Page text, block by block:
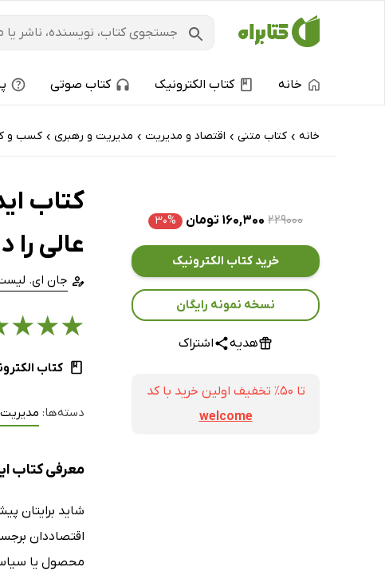
خانه کتاب الکترونیک کتاب صوتی
خانه › کتاب‌ متنی › اقتصاد و مدیریت › مدیریت و رهبری › کسب و
۲۲۹۰۰۰ ۱۶۰,۳۰۰ تومان ۳۰%
خرید کتاب الکترونیک
نسخه نمونه رایگان
هدیه اشتراک
تا ۵۰٪ تخفیف اولین خرید با کد
welcome
کتاب
عالی را
جان ای.
★
★
★
کتاب
دسته‌ها:
معرفی کتاب
شاید برایتان
اقتصاددان
محصول یا